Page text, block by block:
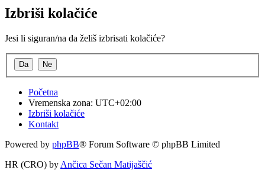
Izbriši kolačiće
Jesi li siguran/na da želiš izbrisati kolačiće?
Početna
Vremenska zona: UTC+02:00
Izbriši kolačiće
Kontakt
Powered by phpBB® Forum Software © phpBB Limited
HR (CRO) by Ančica Sečan Matijaščić